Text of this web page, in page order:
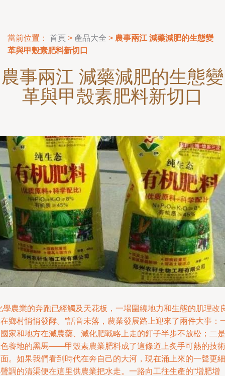
當前位置： 首頁 > 產品大全 > 農事兩江 減藥減肥的生態變
革與甲殼素肥料新切口
農事兩江 減藥減肥的生態變
革與甲殼素肥料新切口
學農業的奔跑已經觸及天花板，一場圍繞地力和生態的肌理改
鄉村悄悄發酵。”話音未落，農業發展路上迎來了兩件大事：
家和地方在減農藥、減化肥戰略上走的釘子半步不放松；二是
養地的黑馬——甲殼素農業肥料成了這條道上炙手可熱的技術
。如果我們看到時代在奔自己的大河，現在涌上來的一聲更細
調的清渠便在這里供農業把水走。一路向工往生產的“增肥增